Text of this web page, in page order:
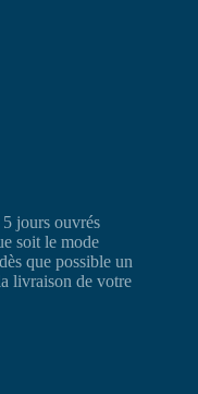
jours ouvrés
soit le mode
que possible un
livraison de votre